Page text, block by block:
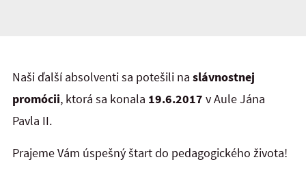
Naši ďalší absolventi sa potešili na slávnostnej
promócii, ktorá sa konala 19.6.2017 v Aule Jána
Pavla II.
Prajeme Vám úspešný štart do pedagogického života!